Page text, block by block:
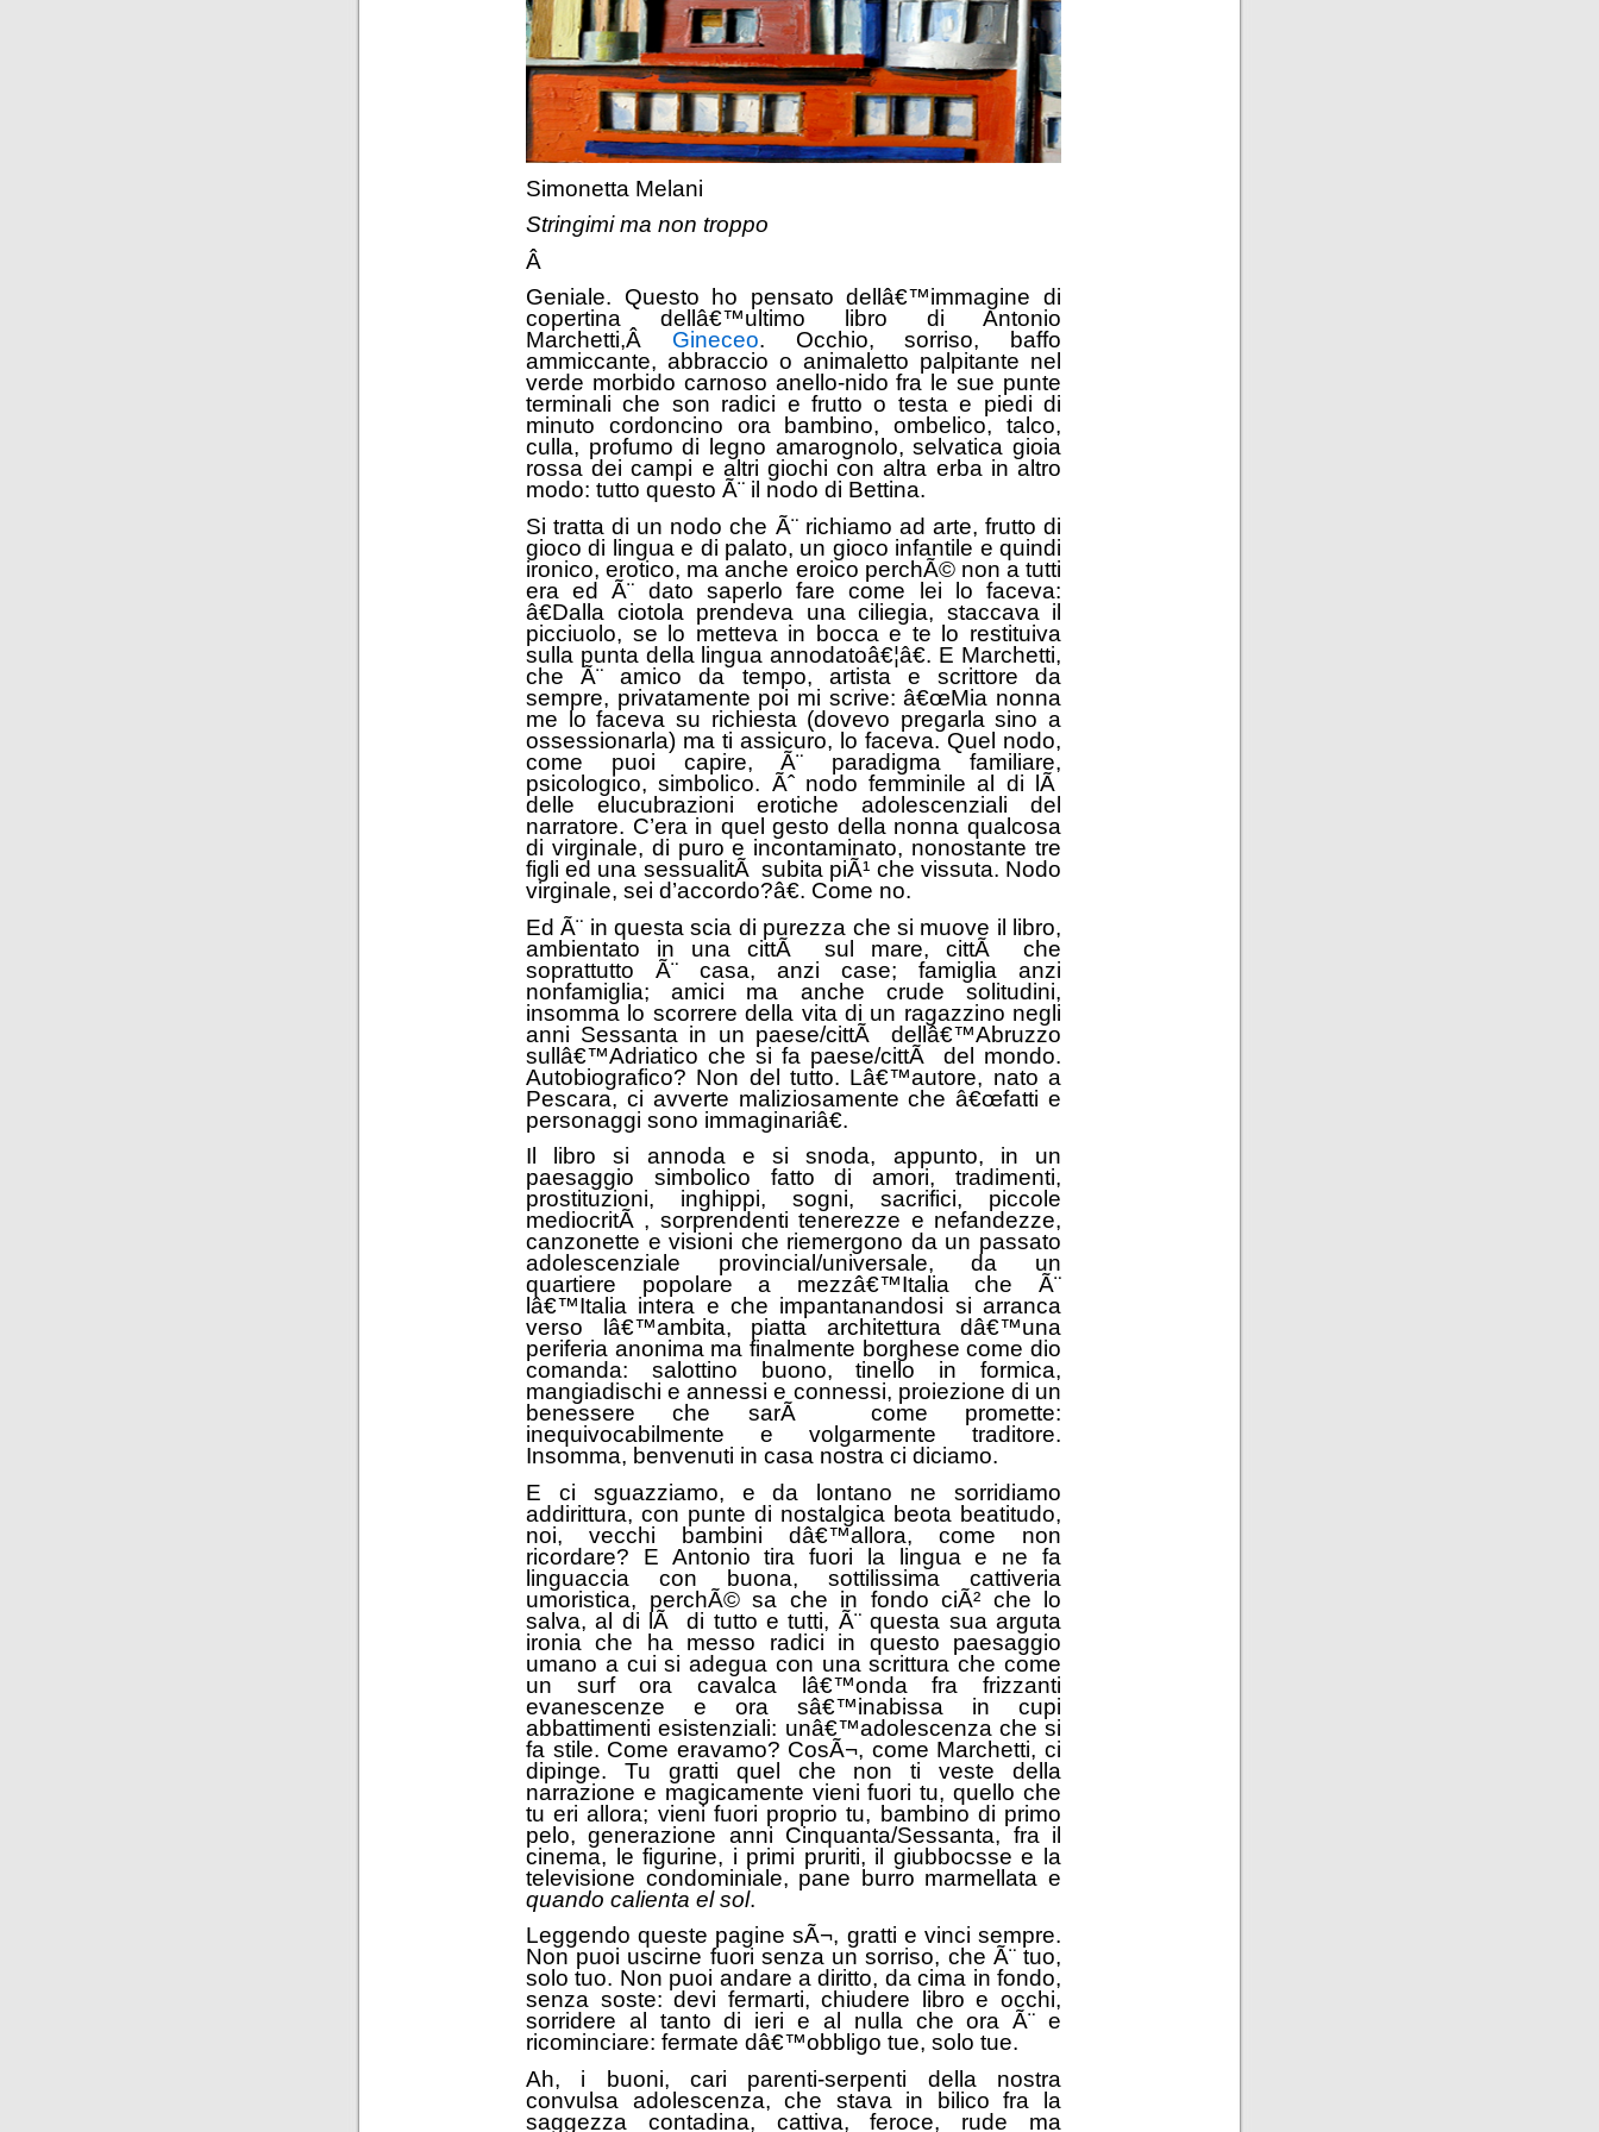
Simonetta Melani
Stringimi ma non troppo
Â
Geniale. Questo ho pensato dellâ€™immagine di
copertina dellâ€™ultimo libro di Antonio
Marchetti,Â Gineceo.
Occhio, sorriso, baffo
ammiccante, abbraccio o animaletto palpitante nel
verde morbido carnoso anello-nido fra le sue punte
terminali che son radici e frutto o testa e piedi di
minuto cordoncino ora bambino, ombelico, talco,
culla, profumo di legno amarognolo, selvatica gioia
rossa dei campi e altri giochi con altra erba in altro
modo: tutto questo Ã¨ il nodo di Bettina.
Si tratta di un nodo che Ã¨ richiamo ad arte, frutto di
gioco di lingua e di palato, un gioco infantile e quindi
ironico, erotico, ma anche eroico perchÃ© non a tutti
era ed Ã¨ dato saperlo fare come lei lo faceva:
â€Dalla ciotola prendeva una ciliegia, staccava il
picciuolo, se lo metteva in bocca e te lo restituiva
sulla punta della lingua annodatoâ€¦â€. E Marchetti,
che Ã¨ amico da tempo, artista e scrittore da
sempre, privatamente poi mi scrive: â€œMia nonna
me lo faceva su richiesta (dovevo pregarla sino a
ossessionarla) ma ti assicuro, lo faceva. Quel nodo,
come puoi capire, Ã¨ paradigma familiare,
psicologico, simbolico. Ãˆ nodo femminile al di lÃ
delle elucubrazioni erotiche adolescenziali del
narratore. C’era in quel gesto della nonna qualcosa
di virginale, di puro e incontaminato, nonostante tre
figli ed una sessualitÃ subita piÃ¹ che vissuta. Nodo
virginale, sei d’accordo?â€. Come no.
Ed Ã¨ in questa scia di purezza che si muove il libro,
ambientato in una cittÃ sul mare, cittÃ che
soprattutto Ã¨ casa, anzi case; famiglia anzi
nonfamiglia; amici ma anche crude solitudini,
insomma lo scorrere della vita di un ragazzino negli
anni Sessanta in un paese/cittÃ dellâ€™Abruzzo
sullâ€™Adriatico che si fa paese/cittÃ del mondo.
Autobiografico? Non del tutto. Lâ€™autore, nato a
Pescara, ci avverte maliziosamente che â€œfatti e
personaggi sono immaginariâ€.
Il libro si annoda e si snoda, appunto, in un
paesaggio simbolico fatto di amori, tradimenti,
prostituzioni, inghippi, sogni, sacrifici, piccole
mediocritÃ , sorprendenti tenerezze e nefandezze,
canzonette e visioni che riemergono da un passato
adolescenziale provincial/universale, da un
quartiere popolare a mezzâ€™Italia che Ã¨
lâ€™Italia intera e che impantanandosi si arranca
verso lâ€™ambita, piatta architettura dâ€™una
periferia anonima ma finalmente borghese come dio
comanda: salottino buono, tinello in formica,
mangiadischi e annessi e connessi, proiezione di un
benessere che sarÃ come promette:
inequivocabilmente e volgarmente traditore.
Insomma, benvenuti in casa nostra ci diciamo.
E ci sguazziamo, e da lontano ne sorridiamo
addirittura, con punte di nostalgica beota beatitudo,
noi, vecchi bambini dâ€™allora, come non
ricordare? E Antonio tira fuori la lingua e ne fa
linguaccia con buona, sottilissima cattiveria
umoristica, perchÃ© sa che in fondo ciÃ² che lo
salva, al di lÃ di tutto e tutti, Ã¨ questa sua arguta
ironia che ha messo radici in questo paesaggio
umano a cui si adegua con una scrittura che come
un surf ora cavalca lâ€™onda fra frizzanti
evanescenze e ora sâ€™inabissa in cupi
abbattimenti esistenziali: unâ€™adolescenza che si
fa stile. Come eravamo? CosÃ¬, come Marchetti, ci
dipinge. Tu gratti quel che non ti veste della
narrazione e magicamente vieni fuori tu, quello che
tu eri allora; vieni fuori proprio tu, bambino di primo
pelo, generazione anni Cinquanta/Sessanta, fra il
cinema, le figurine, i primi pruriti, il giubbocsse e la
televisione condominiale, pane burro marmellata e
quando calienta el sol.
Leggendo queste pagine sÃ¬, gratti e vinci sempre.
Non puoi uscirne fuori senza un sorriso, che Ã¨ tuo,
solo tuo. Non puoi andare a diritto, da cima in fondo,
senza soste: devi fermarti, chiudere libro e occhi,
sorridere al tanto di ieri e al nulla che ora Ã¨ e
ricominciare: fermate dâ€™obbligo tue, solo tue.
Ah, i buoni, cari parenti-serpenti della nostra
convulsa adolescenza, che stava in bilico fra la
saggezza contadina, cattiva, feroce, rude ma